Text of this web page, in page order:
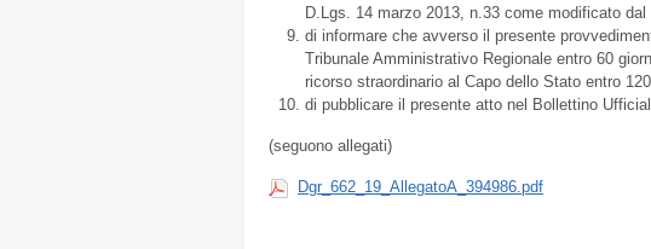
D.Lgs. 14 marzo 2013, n.33 come modificato
di informare che avverso il presente
Tribunale Amministrativo Regionale entro 60
ricorso straordinario al Capo dello Stato entro
di pubblicare il presente atto nel Bollettino
(seguono allegati)
Dgr_662_19_AllegatoA_394986.pdf